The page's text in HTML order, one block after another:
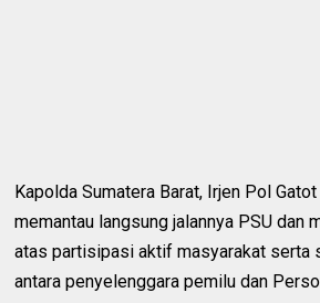
Kapolda Sumatera Barat, Irjen Pol
memantau langsung jalannya PSU dan
atas partisipasi aktif masyarakat serta
antara penyelenggara pemilu dan